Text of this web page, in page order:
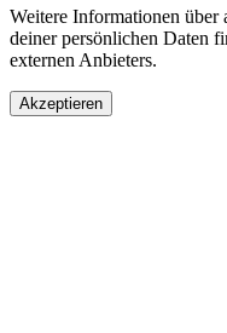
Weitere Informationen über
deiner persönlichen Daten
externen Anbieters.
Akzeptieren